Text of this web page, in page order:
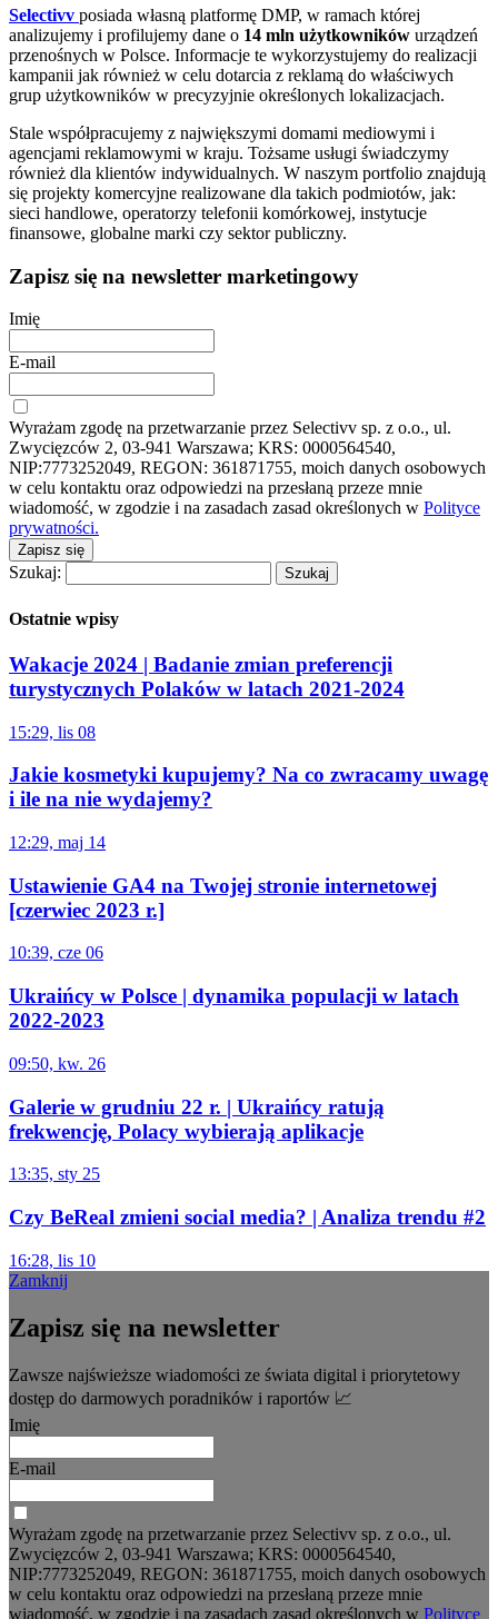
Selectivv posiada własną platformę DMP, w ramach której
analizujemy i profilujemy dane o 14 mln użytkowników urządzeń
przenośnych w Polsce. Informacje te wykorzystujemy do realizacji
kampanii jak również w celu dotarcia z reklamą do właściwych
grup użytkowników w precyzyjnie określonych lokalizacjach.
Stale współpracujemy z największymi domami mediowymi i
agencjami reklamowymi w kraju. Tożsame usługi świadczymy
również dla klientów indywidualnych. W naszym portfolio znajdują
się projekty komercyjne realizowane dla takich podmiotów, jak:
sieci handlowe, operatorzy telefonii komórkowej, instytucje
finansowe, globalne marki czy sektor publiczny.
Zapisz się na newsletter marketingowy
Imię
E-mail
Wyrażam zgodę na przetwarzanie przez Selectivv sp. z o.o., ul.
Zwycięzców 2, 03-941 Warszawa; KRS: 0000564540,
NIP:7773252049, REGON: 361871755, moich danych osobowych
w celu kontaktu oraz odpowiedzi na przesłaną przeze mnie
wiadomość, w zgodzie i na zasadach zasad określonych w Polityce
prywatności.
Zapisz się
Szukaj:
Ostatnie wpisy
Wakacje 2024 | Badanie zmian preferencji
turystycznych Polaków w latach 2021-2024
15:29, lis 08
Jakie kosmetyki kupujemy? Na co zwracamy uwagę
i ile na nie wydajemy?
12:29, maj 14
Ustawienie GA4 na Twojej stronie internetowej
[czerwiec 2023 r.]
10:39, cze 06
Ukraińcy w Polsce | dynamika populacji w latach
2022-2023
09:50, kw. 26
Galerie w grudniu 22 r. | Ukraińcy ratują
frekwencję, Polacy wybierają aplikacje
13:35, sty 25
Czy BeReal zmieni social media? | Analiza trendu #2
16:28, lis 10
Zamknij
Zapisz się na newsletter
Zawsze najświeższe wiadomości ze świata digital i priorytetowy
dostęp do darmowych poradników i raportów 📈
Imię
E-mail
Wyrażam zgodę na przetwarzanie przez Selectivv sp. z o.o., ul.
Zwycięzców 2, 03-941 Warszawa; KRS: 0000564540,
NIP:7773252049, REGON: 361871755, moich danych osobowych
w celu kontaktu oraz odpowiedzi na przesłaną przeze mnie
wiadomość, w zgodzie i na zasadach zasad określonych w Polityce